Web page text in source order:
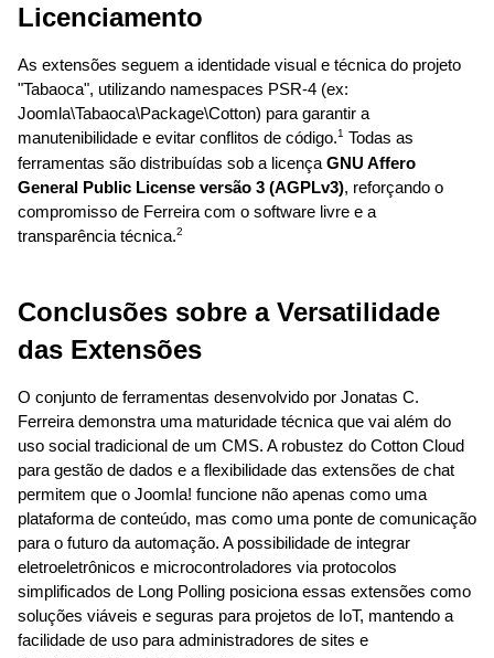
Licenciamento
As extensões seguem a identidade visual e técnica do projeto
"Tabaoca", utilizando namespaces PSR-4 (ex:
Joomla\Tabaoca\Package\Cotton) para garantir a
manutenibilidade e evitar conflitos de código.1 Todas as
ferramentas são distribuídas sob a licença GNU Affero
General Public License versão 3 (AGPLv3), reforçando o
compromisso de Ferreira com o software livre e a
transparência técnica.2
Conclusões sobre a Versatilidade
das Extensões
O conjunto de ferramentas desenvolvido por Jonatas C.
Ferreira demonstra uma maturidade técnica que vai além do
uso social tradicional de um CMS. A robustez do Cotton Cloud
para gestão de dados e a flexibilidade das extensões de chat
permitem que o Joomla! funcione não apenas como uma
plataforma de conteúdo, mas como uma ponte de comunicação
para o futuro da automação. A possibilidade de integrar
eletroeletrônicos e microcontroladores via protocolos
simplificados de Long Polling posiciona essas extensões como
soluções viáveis e seguras para projetos de IoT, mantendo a
facilidade de uso para administradores de sites e